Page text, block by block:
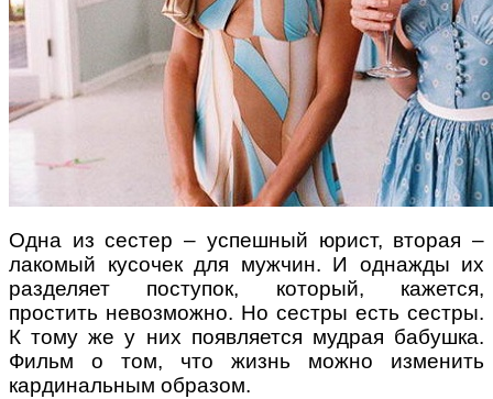
Одна из сестер – успешный юрист, вторая –
лакомый кусочек для мужчин. И однажды их
разделяет поступок, который, кажется,
простить невозможно. Но сестры есть сестры.
К тому же у них появляется мудрая бабушка.
Фильм о том, что жизнь можно изменить
кардинальным образом.